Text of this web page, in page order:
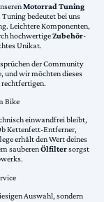
Motorrad Tuning
bedeutet bei uns
Leichtere Komponenten,
hochwertigeZubehör-
Unikat.
der Community
und wir möchten dieses
rechtfertigen.
Bike
einwandfrei bleibt,
Kettenfett-Entferner,
erhält den Wert deines
sauberenÖlfiltersorgst
Auswahl, sondern